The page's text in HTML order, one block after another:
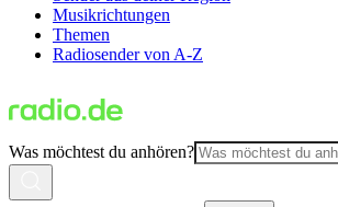
Musikrichtungen
Themen
Radiosender von A-Z
Was möchtest du anhören?